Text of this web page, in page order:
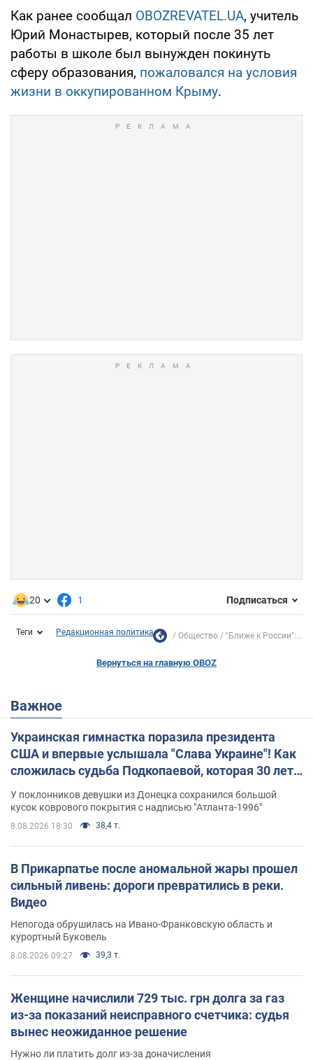
Как ранее сообщал OBOZREVATEL.UA, учитель
Юрий Монастырев, который после 35 лет
работы в школе был вынужден покинуть
сферу образования, пожаловался на условия
жизни в оккупированном Крыму.
20 1 Подписаться
Теги Редакционная политика Общество "Ближе к России":...
Вернуться на главную OBOZ
Важное
Украинская гимнастка поразила президента
США и впервые услышала "Слава Украине"! Как
сложилась судьба Подкопаевой, которая 30 лет
У поклонников девушки из Донецка сохранился большой
кусок коврового покрытия с надписью "Атланта-1996"
8.08.2026 18:30 38,4 т.
В Прикарпатье после аномальной жары прошел
сильный ливень: дороги превратились в реки.
Видео
Непогода обрушилась на Ивано-Франковскую область и
курортный Буковель
8.08.2026 09:27 39,3 т.
Женщине начислили 729 тыс. грн долга за газ
из-за показаний неисправного счетчика: судья
вынес неожиданное решение
Нужно ли платить долг из-за доначисления